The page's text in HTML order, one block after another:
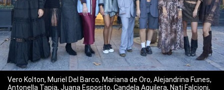
Vero Kolton, Muriel Del Barco, Mariana de Oro, Alejandrina Funes,
Antonella Tapia, Juana Esposito, Candela Aguilera, Nati Falcioni,